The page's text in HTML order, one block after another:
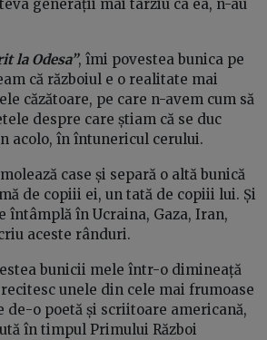
generații mai târziu ca ea, n-au
la Odesa”, îmi povestea bunica pe
că războiul e o realitate mai
căzătoare, pe care n-avem cum să
despre care știam că se duc
acolo, în întunericul cerului.
case și separă o altă bunică
de copiii ei, un tată de copiii lui. Și
întâmplă în Ucraina, Gaza, Iran,
aceste rânduri.
bunicii mele într-o dimineață
unele din cele mai frumoase
de-o poetă și scriitoare americană,
în timpul Primului Război